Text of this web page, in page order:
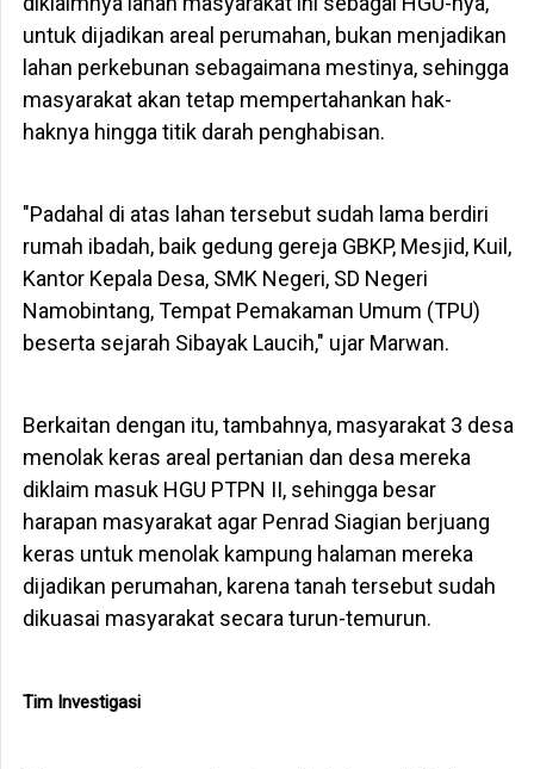
untuk dijadikan areal perumahan, bukan menjadikan
lahan perkebunan sebagaimana mestinya, sehingga
masyarakat akan tetap mempertahankan hak-
haknya hingga titik darah penghabisan.
"Padahal di atas lahan tersebut sudah lama berdiri
rumah ibadah, baik gedung gereja GBKP, Mesjid, Kuil,
Kantor Kepala Desa, SMK Negeri, SD Negeri
Namobintang, Tempat Pemakaman Umum (TPU)
beserta sejarah Sibayak Laucih," ujar Marwan.
Berkaitan dengan itu, tambahnya, masyarakat 3 desa
menolak keras areal pertanian dan desa mereka
diklaim masuk HGU PTPN II, sehingga besar
harapan masyarakat agar Penrad Siagian berjuang
keras untuk menolak kampung halaman mereka
dijadikan perumahan, karena tanah tersebut sudah
dikuasai masyarakat secara turun-temurun.
Tim Investigasi